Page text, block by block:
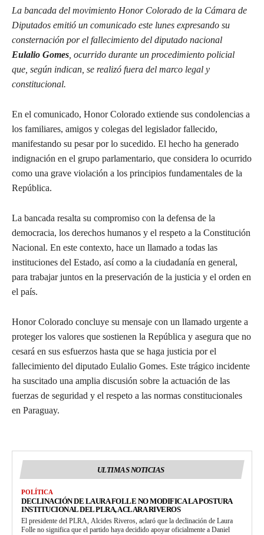
La bancada del movimiento Honor Colorado de la Cámara de
Diputados emitió un comunicado este lunes expresando su
consternación por el fallecimiento del diputado nacional
Eulalio Gomes , ocurrido durante un procedimiento policial
que, según indican, se realizó fuera del marco legal y
constitucional.
En el comunicado, Honor Colorado extiende sus condolencias a
los familiares, amigos y colegas del legislador fallecido,
manifestando su pesar por lo sucedido. El hecho ha generado
indignación en el grupo parlamentario, que considera lo ocurrido
como una grave violación a los principios fundamentales de la
República.
La bancada resalta su compromiso con la defensa de la
democracia, los derechos humanos y el respeto a la Constitución
Nacional. En este contexto, hace un llamado a todas las
instituciones del Estado, así como a la ciudadanía en general,
para trabajar juntos en la preservación de la justicia y el orden en
el país.
Honor Colorado concluye su mensaje con un llamado urgente a
proteger los valores que sostienen la República y asegura que no
cesará en sus esfuerzos hasta que se haga justicia por el
fallecimiento del diputado Eulalio Gomes. Este trágico incidente
ha suscitado una amplia discusión sobre la actuación de las
fuerzas de seguridad y el respeto a las normas constitucionales
en Paraguay.
ULTIMAS NOTICIAS
POLÍTICA
DECLINACIÓN DE LAURA FOLLE NO MODIFICA LA POSTURA
INSTITUCIONAL DEL PLRA, ACLARA RIVEROS
El presidente del PLRA, Alcides Riveros, aclaró que la declinación de Laura
Folle no significa que el partido haya decidido apoyar oficialmente a Daniel